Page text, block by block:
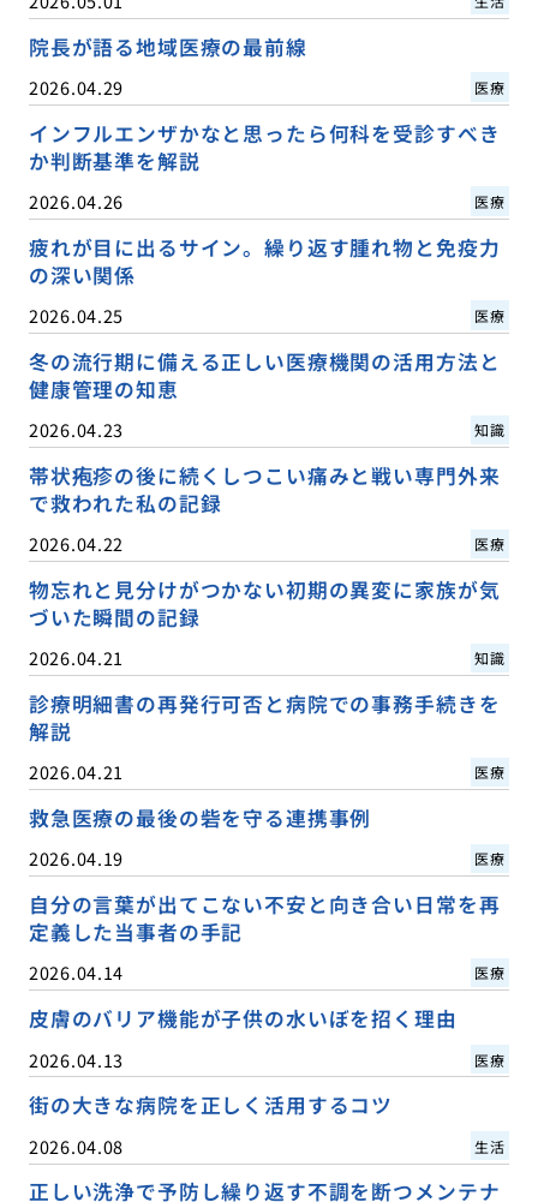
院長が語る地域医療の最前線
2026.04.29 医療
インフルエンザかなと思ったら何科を受診すべき
か判断基準を解説
2026.04.26 医療
疲れが目に出るサイン。繰り返す腫れ物と免疫力
の深い関係
2026.04.25 医療
冬の流行期に備える正しい医療機関の活用方法と
健康管理の知恵
2026.04.23 知識
帯状疱疹の後に続くしつこい痛みと戦い専門外来
で救われた私の記録
2026.04.22 医療
物忘れと見分けがつかない初期の異変に家族が気
づいた瞬間の記録
2026.04.21 知識
診療明細書の再発行可否と病院での事務手続きを
解説
2026.04.21 医療
救急医療の最後の砦を守る連携事例
2026.04.19 医療
自分の言葉が出てこない不安と向き合い日常を再
定義した当事者の手記
2026.04.14 医療
皮膚のバリア機能が子供の水いぼを招く理由
2026.04.13 医療
街の大きな病院を正しく活用するコツ
2026.04.08 生活
正しい洗浄で予防し繰り返す不調を断つメンテナ